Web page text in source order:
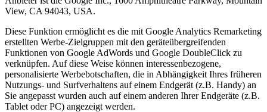
View, CA 94043, USA.
Diese Funktion ermöglicht es die mit Google Analytics Remarketing
erstellten Werbe-Zielgruppen mit den geräteübergreifenden
Funktionen von Google AdWords und Google DoubleClick zu
verknüpfen. Auf diese Weise können interessenbezogene,
personalisierte Werbebotschaften, die in Abhängigkeit Ihres früheren
Nutzungs- und Surfverhaltens auf einem Endgerät (z.B. Handy) an
Sie angepasst wurden auch auf einem anderen Ihrer Endgeräte (z.B.
Tablet oder PC) angezeigt werden.